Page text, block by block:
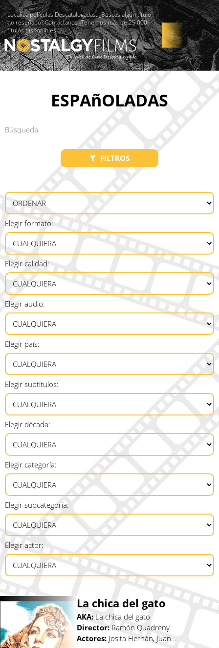
Localiza películas Descatalogadas. ¿Buscas algún título
no reseñado? Contáctanos -Tenemos más de 25.000
títulos disponibles!
ESPAñOLADAS
FILTROS
Elegir formato:
Elegir calidad:
Elegir audio:
Elegir país:
Elegir subtítulos:
Elegir década:
Elegir categoría:
Elegir subcategoría:
Elegir actor:
La chica del gato
AKA:La chica del gato
Director:Ramón Quadreny
Actores: Josita Hernán, Juan...